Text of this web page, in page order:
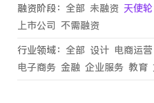
融资阶段： 全部 未融资 天使轮
上市公司 不需融资
行业领域： 全部 设计 电商运营
电子商务 金融 企业服务 教育